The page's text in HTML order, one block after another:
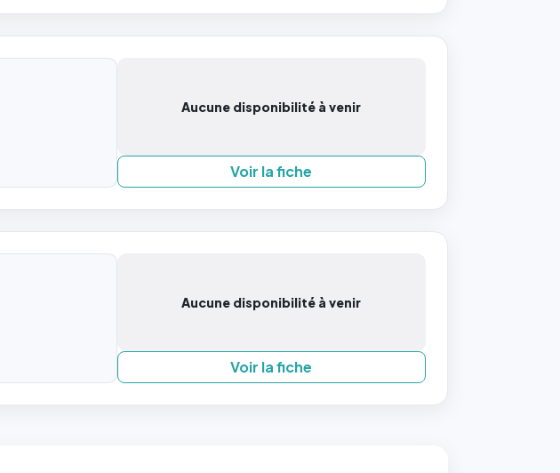
Aucune disponibilité à venir
Voir la fiche
Aucune disponibilité à venir
Voir la fiche